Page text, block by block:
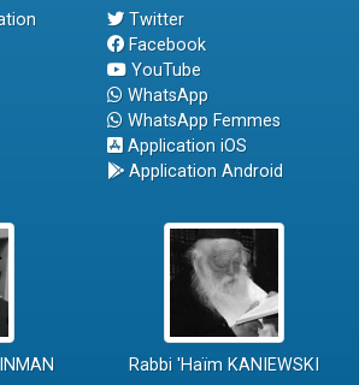
Twitter
Facebook
YouTube
WhatsApp
WhatsApp Femmes
Application iOS
Application Android
Rabbi 'Haïm KANIEWSKI